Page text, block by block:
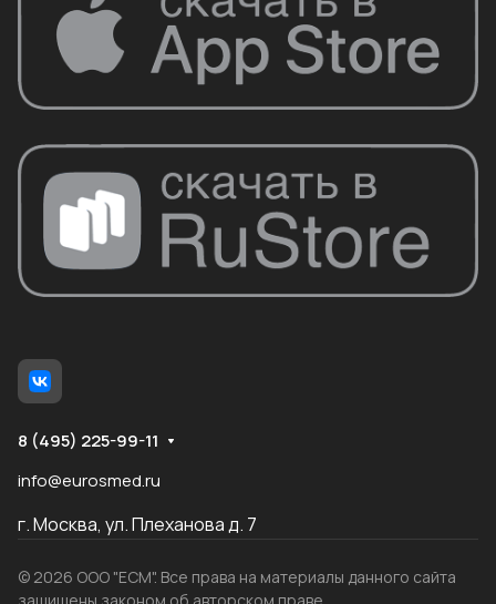
8 (495) 225-99-11
info@eurosmed.ru
г. Москва, ул. Плеханова д. 7
© 2026 ООО "ЕСМ". Все права на материалы данного сайта